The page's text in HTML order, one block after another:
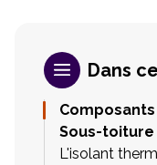
Dans
Sous-toiture
L'isolant